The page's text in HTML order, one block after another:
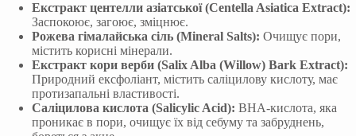
Екстракт центелли азіатської (Centella Asiatica Extract):
Заспокоює, загоює, зміцнює.
Рожева гімалайська сіль (Mineral Salts): Очищує пори,
містить корисні мінерали.
Екстракт кори верби (Salix Alba (Willow) Bark Extract):
Природний ексфоліант, містить саліцилову кислоту, має
протизапальні властивості.
Саліцилова кислота (Salicylic Acid): BHA-кислота, яка
проникає в пори, очищує їх від себуму та забруднень,